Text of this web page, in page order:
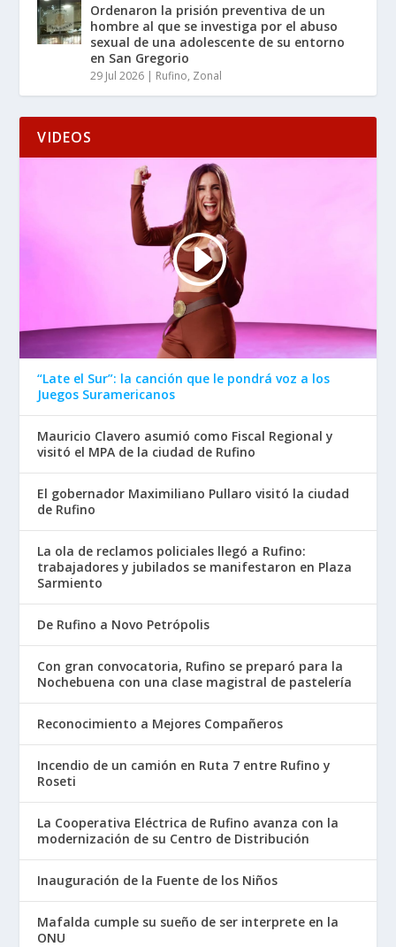
Ordenaron la prisión preventiva de un
hombre al que se investiga por el abuso
sexual de una adolescente de su entorno
en San Gregorio
29 Jul 2026 | Rufino, Zonal
VIDEOS
“Late el Sur”: la canción que le pondrá voz a los
Juegos Suramericanos
Mauricio Clavero asumió como Fiscal Regional y
visitó el MPA de la ciudad de Rufino
El gobernador Maximiliano Pullaro visitó la ciudad
de Rufino
La ola de reclamos policiales llegó a Rufino:
trabajadores y jubilados se manifestaron en Plaza
Sarmiento
De Rufino a Novo Petrópolis
Con gran convocatoria, Rufino se preparó para la
Nochebuena con una clase magistral de pastelería
Reconocimiento a Mejores Compañeros
Incendio de un camión en Ruta 7 entre Rufino y
Roseti
La Cooperativa Eléctrica de Rufino avanza con la
modernización de su Centro de Distribución
Inauguración de la Fuente de los Niños
Mafalda cumple su sueño de ser interprete en la
ONU